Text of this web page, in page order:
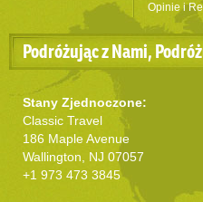
Opinie i
Podróżując z Nami,
Stany Zjednoczone:
Classic Travel
186 Maple Avenue
Wallington, NJ 07057
+1 973 473 3845